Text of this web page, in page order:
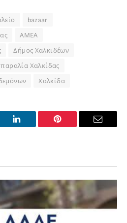
bazaar
ΑΜΕΑ
Δήμος Χαλκιδέων
παραλία Χαλκίδας
Χαλκίδα
LinkedIn Pinterest Email